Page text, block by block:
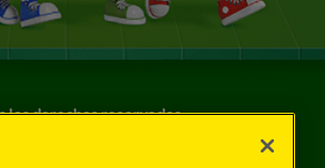
los derechos reservados.